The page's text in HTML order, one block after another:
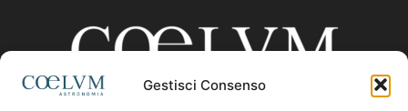
Gestisci Consenso